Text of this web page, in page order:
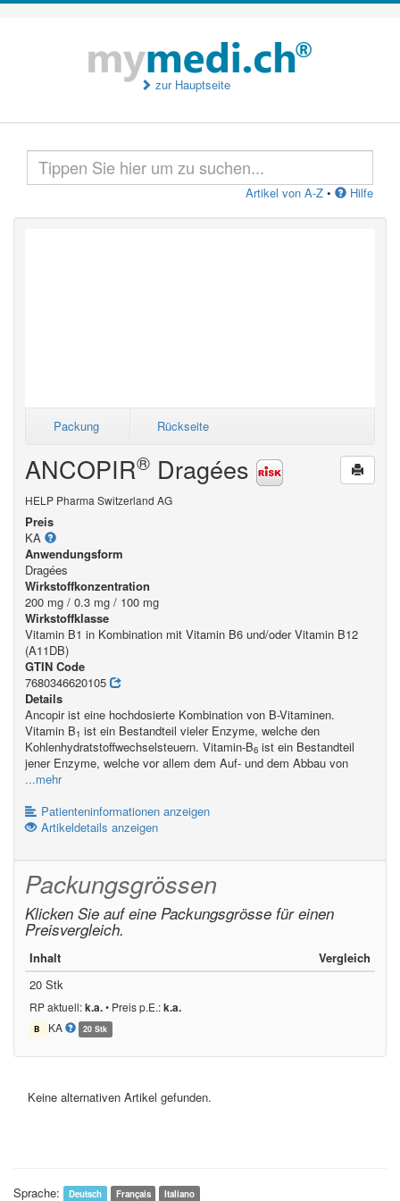
zur Hauptseite
Artikel von A-Z • Hilfe
Packung Rückseite
ANCOPIR® Dragées
HELP Pharma Switzerland AG
Preis
KA
Anwendungsform
Dragées
Wirkstoffkonzentration
200 mg / 0.3 mg / 100 mg
Wirkstoffklasse
Vitamin B1 in Kombination mit Vitamin B6 und/oder Vitamin B12
(A11DB)
GTIN Code
7680346620105
Details
Ancopir ist eine hochdosierte Kombination von B-Vitaminen.
Vitamin B1 ist ein Bestandteil vieler Enzyme, welche den
Kohlenhydratstoffwechselsteuern. Vitamin-B6 ist ein Bestandteil
jener Enzyme, welche vor allem dem Auf- und dem Abbau von
...mehr
Patienteninformationen anzeigen
Artikeldetails anzeigen
Packungsgrössen
Klicken Sie auf eine Packungsgrösse für einen
Preisvergleich.
Inhalt
Vergleich
20 Stk
RP aktuell:k.a.• Preis p.E.:k.a.
B KA 20 Stk
Keine alternativen Artikel gefunden.
Sprache: Deutsch Français Italiano